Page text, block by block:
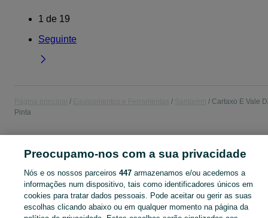
1 de 19
Seguinte
Cartaxo E Vale
Pinta
CATEGORIA
Navegue pelos últimos anúncios de Equipamentos e Ferramentas em Cartaxo E Vale Da Pinta no OLX Portugal. Compre e venda produtos locais com facilidade e segurança. Mostrar
Preocupamo-nos com a sua privacidade
Nós e os nossos parceiros 447armazenamos e/ou acedemos a
informações num dispositivo, tais como identificadores únicos em
cookies para tratar dados pessoais. Pode aceitar ou gerir as suas
escolhas clicando abaixo ou em qualquer momento na página da